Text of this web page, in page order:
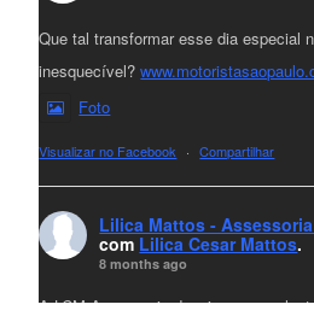
Que tal transformar esse dia especial
inesquecível?
Foto
Visualizar no Facebook · Compartilhar
Lilica Mattos -
com Lilica Cesar Mattos.
8 months ago
A LCM Assessoria deseja um